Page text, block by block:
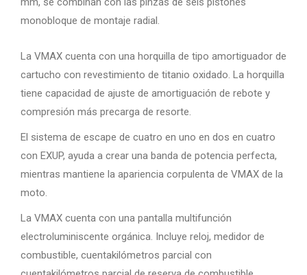
monobloque de montaje radial.
La VMAX cuenta con una horquilla de tipo amortiguador de
cartucho con revestimiento de titanio oxidado. La horquilla
tiene capacidad de ajuste de amortiguación de rebote y
compresión más precarga de resorte.
El sistema de escape de cuatro en uno en dos en cuatro
con EXUP, ayuda a crear una banda de potencia perfecta,
mientras mantiene la apariencia corpulenta de VMAX de la
moto.
La VMAX cuenta con una pantalla multifunción
electroluminiscente orgánica. Incluye reloj, medidor de
combustible, cuentakilómetros parcial con